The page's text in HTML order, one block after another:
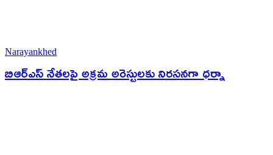
Narayankhed
బిఆర్ఎస్ నేతలపై అక్రమ అరెస్టులకు నిరసనగా ధర్నా